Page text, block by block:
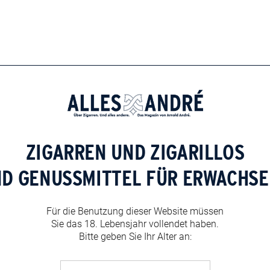
ZIGARREN UND ZIGARILLOS
GENUSSMITTEL FÜR
Für die Benutzung dieser Website müssen
Sie das 18. Lebensjahr vollendet haben.
Bitte geben Sie Ihr Alter an: